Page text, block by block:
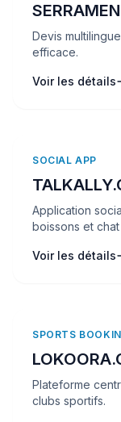
Devis
efficace.
Voir les détails
SOCIAL APP
Application
boissons et
Voir les détails
SPORTS
Plateforme
clubs sportifs.